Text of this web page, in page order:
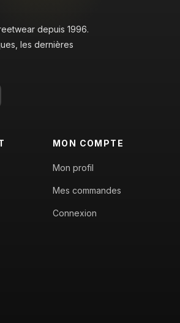
depuis 1996.
les dernières
MON COMPTE
Mon profil
Mes commandes
Connexion